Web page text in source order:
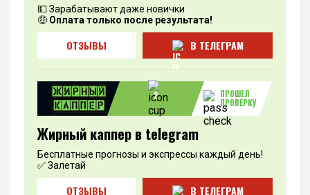
💵 Зарабатывают даже новички
🤑 Оплата только после результата!
ОТЗЫВЫ В ТЕЛЕГРАМ
2
ПРОШЕЛ
ПРОВЕРКУ
Жирный каппер в telegram
Бесплатные прогнозы и экспрессы каждый день!
✅ Залетай
ОТЗЫВЫ В ТЕЛЕГРАМ